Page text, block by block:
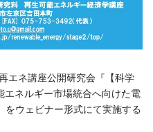
エネ講座公開研究会『【科学
エネルギー市場統合へ向けた電
をウェビナー形式にて実施する